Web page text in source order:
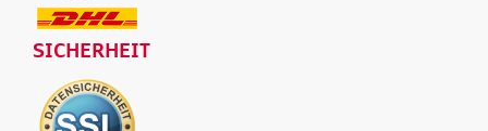
SICHERHEIT